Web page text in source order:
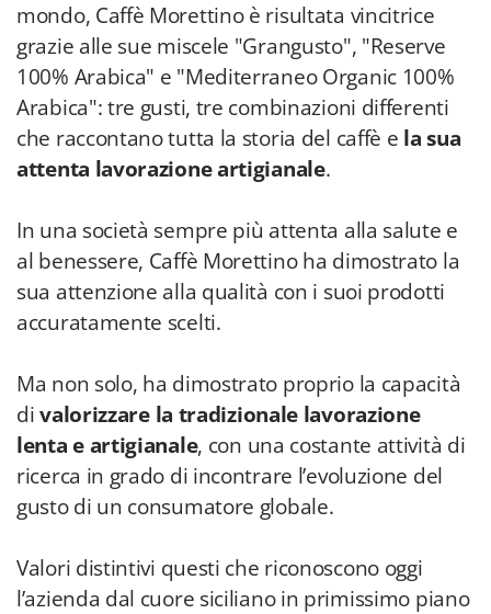
mondo, Caffè Morettino è risultata vincitrice
grazie alle sue miscele "Grangusto", "Reserve
100% Arabica" e "Mediterraneo Organic 100%
Arabica": tre gusti, tre combinazioni differenti
che raccontano tutta la storia del caffè e la sua
attenta lavorazione artigianale.
In una società sempre più attenta alla salute e
al benessere, Caffè Morettino ha dimostrato la
sua attenzione alla qualità con i suoi prodotti
accuratamente scelti.
Ma non solo, ha dimostrato proprio la capacità
divalorizzare la tradizionale lavorazione
lenta e artigianale, con una costante attività di
ricerca in grado di incontrare l’evoluzione del
gusto di un consumatore globale.
Valori distintivi questi che riconoscono oggi
l’azienda dal cuore siciliano in primissimo piano